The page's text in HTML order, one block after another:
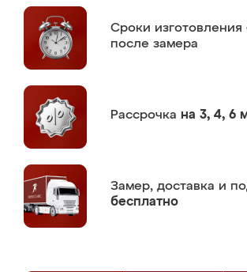
Сроки изготовления
после замера
Рассрочка на 3, 4, 6
Замер, доставка и
бесплатно